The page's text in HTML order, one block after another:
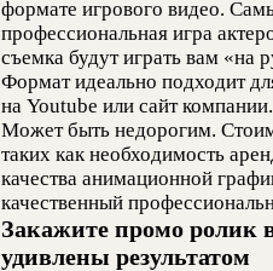
формате игрового видео.
профессиональная игра
съемка будут играть вам «на
Формат идеально подходит
на Youtube или сайт компании.
Может быть недорогим.
таких как необходимость
качества анимационной
качественный
Закажите промо ролик
удивлены результатом